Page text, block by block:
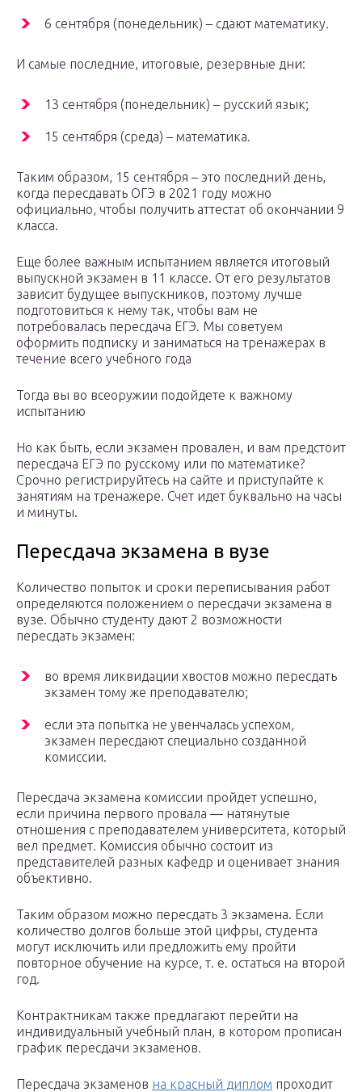
6 сентября (понедельник) – сдают математику.
И самые последние, итоговые, резервные дни:
13 сентября (понедельник) – русский язык;
15 сентября (среда) – математика.
Таким образом, 15 сентября – это последний день,
когда пересдавать ОГЭ в 2021 году можно
официально, чтобы получить аттестат об окончании 9
класса.
Еще более важным испытанием является итоговый
выпускной экзамен в 11 классе. От его результатов
зависит будущее выпускников, поэтому лучше
подготовиться к нему так, чтобы вам не
потребовалась пересдача ЕГЭ. Мы советуем
оформить подписку и заниматься на тренажерах в
течение всего учебного года
Тогда вы во всеоружии подойдете к важному
испытанию
Но как быть, если экзамен провален, и вам предстоит
пересдача ЕГЭ по русскому или по математике?
Срочно регистрируйтесь на сайте и приступайте к
занятиям на тренажере. Счет идет буквально на часы
и минуты.
Пересдача экзамена в вузе
Количество попыток и сроки переписывания работ
определяются положением о пересдачи экзамена в
вузе. Обычно студенту дают 2 возможности
пересдать экзамен:
во время ликвидации хвостов можно пересдать
экзамен тому же преподавателю;
если эта попытка не увенчалась успехом,
экзамен пересдают специально созданной
комиссии.
Пересдача экзамена комиссии пройдет успешно,
если причина первого провала — натянутые
отношения с преподавателем университета, который
вел предмет. Комиссия обычно состоит из
представителей разных кафедр и оценивает знания
объективно.
Таким образом можно пересдать 3 экзамена. Если
количество долгов больше этой цифры, студента
могут исключить или предложить ему пройти
повторное обучение на курсе, т. е. остаться на второй
год.
Контрактникам также предлагают перейти на
индивидуальный учебный план, в котором прописан
график пересдачи экзаменов.
Пересдача экзаменов на красный диплом проходит